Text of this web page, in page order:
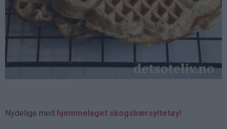
Nydelige med hjemmelaget skogsbærsyltetøy!